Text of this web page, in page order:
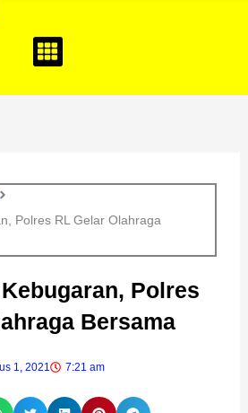
Polres RL Gelar Olahraga
Polres
Bersama
1, 2021 7:21 am